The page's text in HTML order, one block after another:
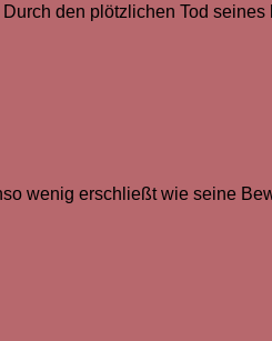
den plötzlichen Tod
wenig erschließt wie seine